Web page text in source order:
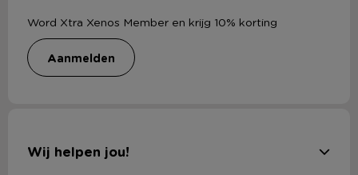
Word Xtra Xenos Member en krijg 10% korting
aanmelden
Wij helpen jou!